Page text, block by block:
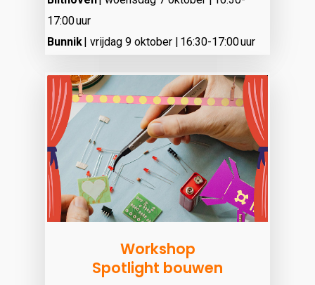
17:00 uur
Bunnik | vrijdag 9 oktober | 16:30-17:00 uur
Workshop
Spotlight bouwen